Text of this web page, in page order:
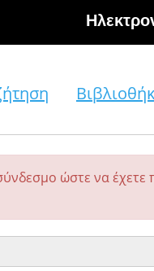
ώστε να έχετε